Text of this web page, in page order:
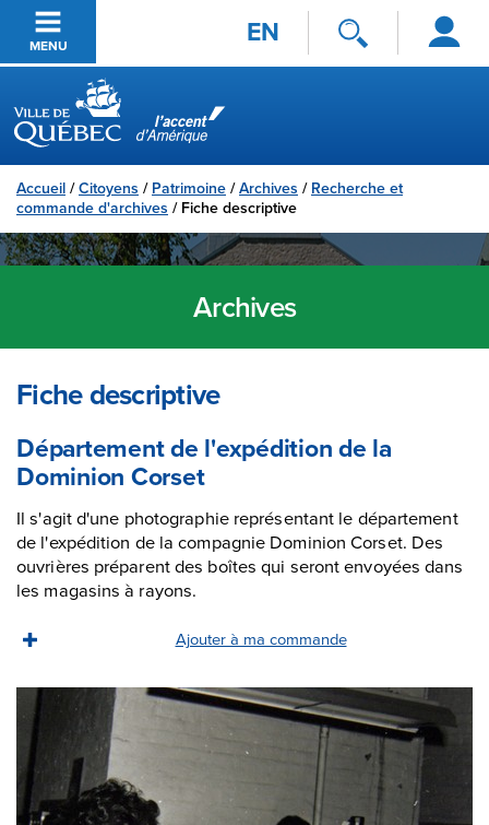
Passer au contenu principal
MENU EN
Se
connecter
Ville de Québec
Accueil /Citoyens / Patrimoine /Archives / Recherche et
commande d'archives / Fiche descriptive
Archives
Fiche descriptive
Département de l'expédition de la
Dominion Corset
Il s'agit d'une photographie représentant le département
de l'expédition de la compagnie Dominion Corset. Des
ouvrières préparent des boîtes qui seront envoyées dans
les magasins à rayons.